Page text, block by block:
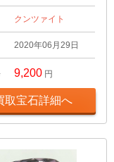
クンツァイト
2020年06月29日
9,200 円
取宝石詳細へ